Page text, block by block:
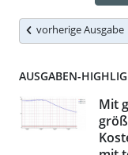
vorherige Ausgabe
AUSGABEN-
Mit